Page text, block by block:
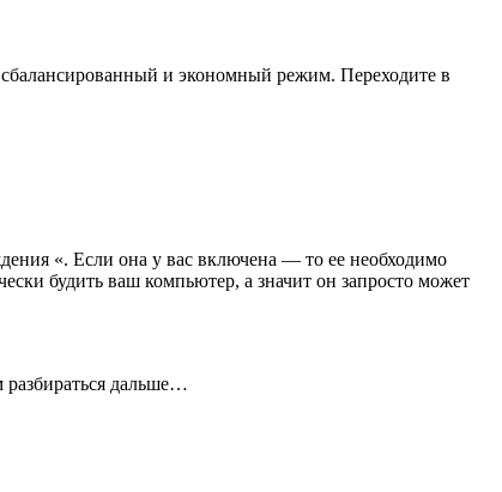
сбалансированный и экономный режим. Переходите в
«. Если она у вас включена — то ее необходимо
будить ваш компьютер, а значит он запросто может
разбираться дальше…